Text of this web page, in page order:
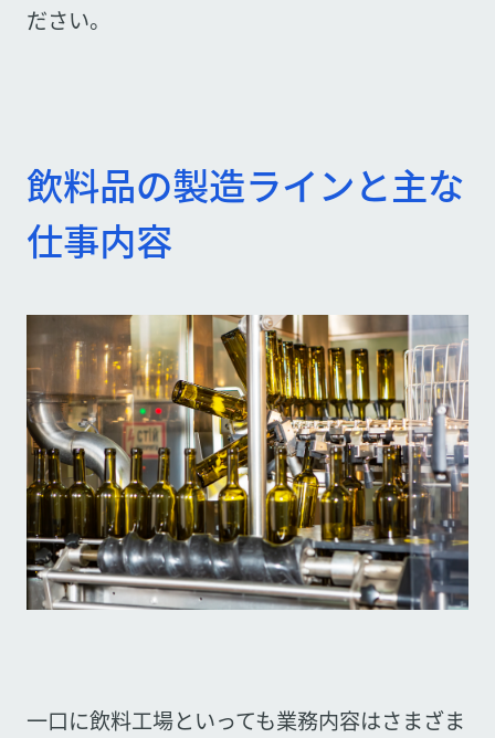
ださい。
飲料品の製造ラインと主な
仕事内容
一口に飲料工場といっても業務内容はさまざま